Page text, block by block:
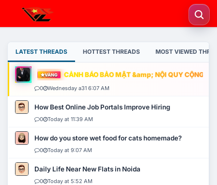
LATEST THREADS HOTTEST THREADS MOST VIEWED
VÀNG CẢNH BÁO BẢO MẬT &amp; NỘI QUY CỘNG
0 Wednesday a31 6:07 AM
How Best Online Job Portals Improve Hiring
0 Today at 11:39 AM
How do you store wet food for cats homemade?
0 Today at 9:07 AM
Daily Life Near New Flats in Noida
0 Today at 5:52 AM